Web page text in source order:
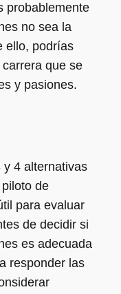
probablemente
no sea la
ello, podrías
que se
y pasiones.
y 4 alternativas
de
para evaluar
de decidir si
es adecuada
responder las